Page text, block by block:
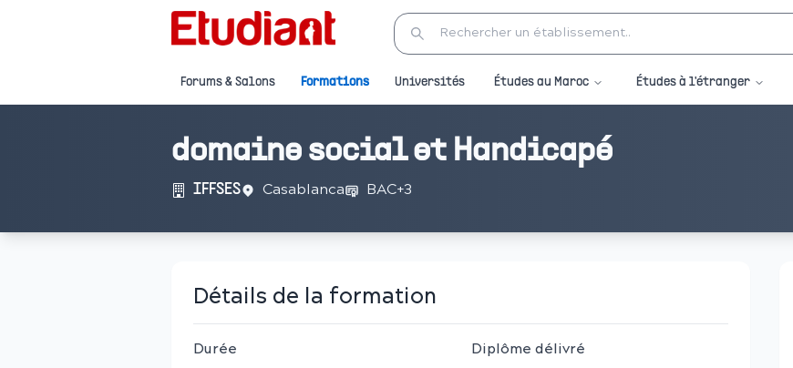
Forums & Salons Formations Universités Études au Maroc Études à l'étranger
domaine social et Handicapé
IFFSES Casablanca BAC+3
Détails de la formation
Durée
Diplôme délivré